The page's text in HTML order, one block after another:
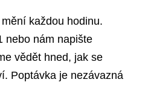
každou hodinu.
nebo nám napište
vědět hned, jak se
Poptávka je nezávazná